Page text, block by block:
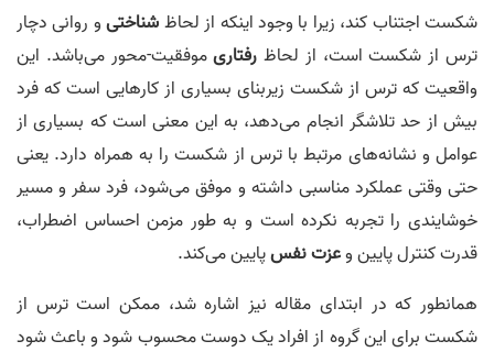
شکست اجتناب کند، زیرا با وجود اینکه از لحاظشناختیو روانی دچار
ترس از شکست است، از لحاظ رفتاریموفقیت-محور می‌باشد. این
واقعیت که ترس از شکست زیربنای بسیاری از کارهایی است که فرد
بیش از حد تلاشگر انجام می‌دهد، به این معنی است که بسیاری از
عوامل و نشانه‌های مرتبط با ترس از شکست را به همراه دارد. یعنی
حتی وقتی عملکرد مناسبی داشته و موفق می‌شود، فرد سفر و مسیر
خوشایندی را تجربه نکرده است و به طور مزمن احساس اضطراب،
قدرت کنترل پایین وعزت نفسپایین می‌کند.
همانطور که در ابتدای مقاله نیز اشاره شد، ممکن است ترس از
شکست برای این گروه از افراد یک دوست محسوب شود و باعث شود